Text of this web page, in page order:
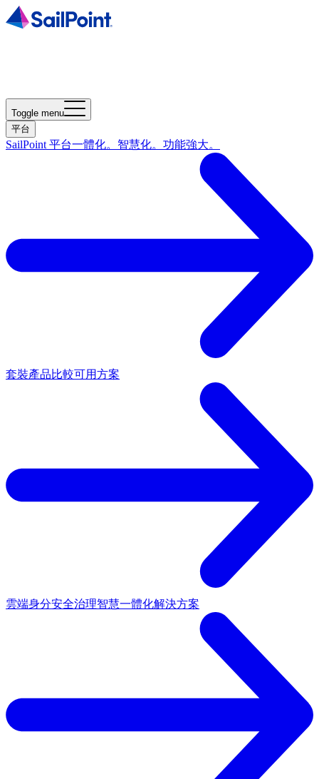
Toggle menu
平台
SailPoint 平台一體化。智慧化。功能強大。
套裝產品比較可用方案
雲端身分安全治理智慧一體化解決方案